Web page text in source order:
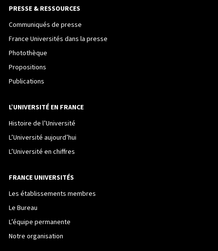
PRESSE & RESSOURCES
Communiqués de presse
France Universités dans la presse
Photothèque
Propositions
Publications
L’UNIVERSITÉ EN FRANCE
Histoire de l’Université
L’Université aujourd’hui
L’Université en chiffres
FRANCE UNIVERSITÉS
Les établissements membres
Le Bureau
L’équipe permanente
Notre organisation